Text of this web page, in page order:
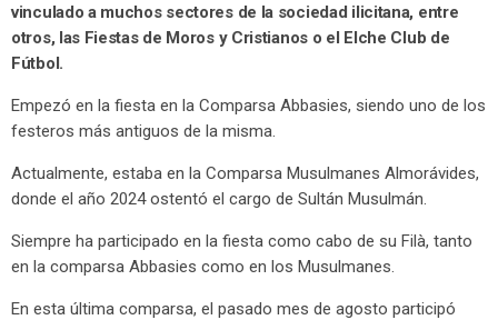
vinculado a muchos sectores de la sociedad ilicitana, entre
otros, las Fiestas de Moros y Cristianos o el Elche Club de
Fútbol.
Empezó en la fiesta en la Comparsa Abbasies, siendo uno de los
festeros más antiguos de la misma.
Actualmente, estaba en la Comparsa Musulmanes Almorávides,
donde el año 2024 ostentó el cargo de Sultán Musulmán.
Siempre ha participado en la fiesta como cabo de su Filà, tanto
en la comparsa Abbasies como en los Musulmanes.
En esta última comparsa, el pasado mes de agosto participó